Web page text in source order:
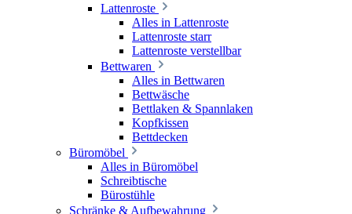
Lattenroste
Alles in Lattenroste
Lattenroste starr
Lattenroste verstellbar
Bettwaren
Alles in Bettwaren
Bettwäsche
Bettlaken & Spannlaken
Kopfkissen
Bettdecken
Büromöbel
Alles in Büromöbel
Schreibtische
Bürostühle
Schränke & Aufbewahrung